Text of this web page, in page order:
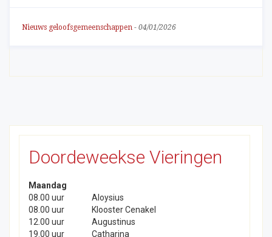
Nieuws geloofsgemeenschappen - 04/01/2026
Doordeweekse Vieringen
Maandag
08.00 uur
Aloysius
08.00 uur
Klooster Cenakel
12.00 uur
Augustinus
19.00 uur
Catharina